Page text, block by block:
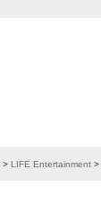
> LIFE Entertainment >